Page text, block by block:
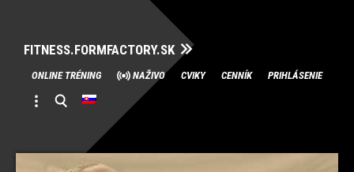
FITNESS.FORMFACTORY.SK
Skip
to
content
ONLINE TRÉNING NAŽIVO CVIKY CENNÍK PRIHLÁSENIE